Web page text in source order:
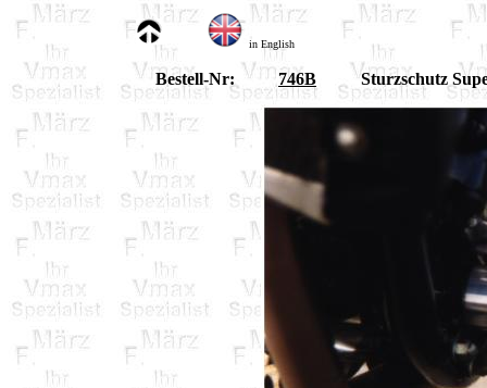
in English
Bestell-Nr: 746B Sturzschutz